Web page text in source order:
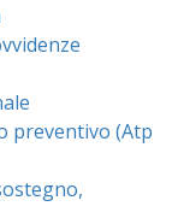
preventivo (Atp